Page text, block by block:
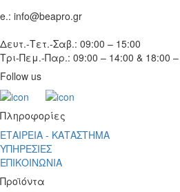
e.: info@beapro.gr
Δευτ.-Τετ.-Σαβ.: 09:00 – 15:00
Τρι-Πεμ.-Παρ.: 09:00 – 14:00 & 18:00
Follow us
Πληροφορίες
ΕΤΑΙΡΕΙΑ - ΚΑΤΑΣΤΗΜΑ
ΥΠΗΡΕΣΙΕΣ
ΕΠΙΚΟΙΝΩΝΙΑ
Προϊόντα